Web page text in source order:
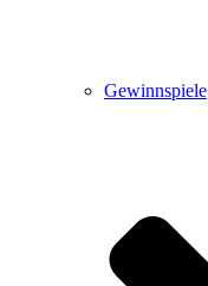
Gewinnspiele